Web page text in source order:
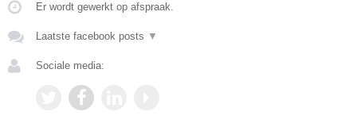
Er wordt gewerkt op afspraak.
Laatste facebook posts ▼
Sociale media: